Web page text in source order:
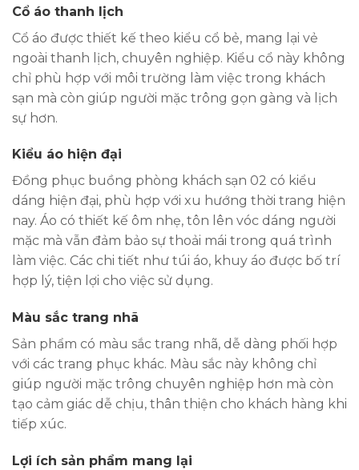
Cổ áo thanh lịch
Cổ áo được thiết kế theo kiểu cổ bẻ, mang lại vẻ
ngoài thanh lịch, chuyên nghiệp. Kiểu cổ này không
chỉ phù hợp với môi trường làm việc trong khách
sạn mà còn giúp người mặc trông gọn gàng và lịch
sự hơn.
Kiểu áo hiện đại
Đồng phục buồng phòng khách sạn 02 có kiểu
dáng hiện đại, phù hợp với xu hướng thời trang hiện
nay. Áo có thiết kế ôm nhẹ, tôn lên vóc dáng người
mặc mà vẫn đảm bảo sự thoải mái trong quá trình
làm việc. Các chi tiết như túi áo, khuy áo được bố trí
hợp lý, tiện lợi cho việc sử dụng.
Màu sắc trang nhã
Sản phẩm có màu sắc trang nhã, dễ dàng phối hợp
với các trang phục khác. Màu sắc này không chỉ
giúp người mặc trông chuyên nghiệp hơn mà còn
tạo cảm giác dễ chịu, thân thiện cho khách hàng khi
tiếp xúc.
Lợi ích sản phẩm mang lại